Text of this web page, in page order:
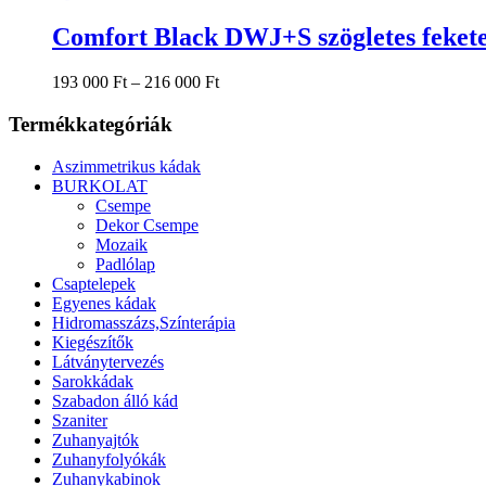
terméknek
több
van.
termékoldalon
Comfort Black DWJ+S szögletes
193 000 Ft – 216 000 FtÁrtartomány:
Termékkategóriák
Aszimmetrikus kádak
BURKOLAT
Csempe
Dekor Csempe
Mozaik
Padlólap
Csaptelepek
Egyenes kádak
Hidromasszázs,Színterápia
Kiegészítők
Látványtervezés
Sarokkádak
Szabadon álló kád
Szaniter
Zuhanyajtók
Zuhanyfolyókák
Zuhanykabinok